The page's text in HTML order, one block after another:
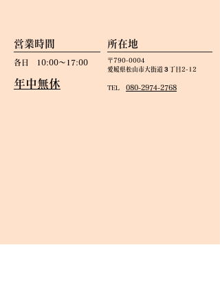
​営業時間
各日 10:00～17:00
年中無休
​所在地
​〒790-0004
​愛媛県松山市大街道３丁目2-12
​TEL 080-2974-2768